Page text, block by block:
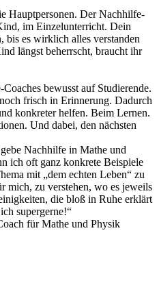
Hauptpersonen. Der Nachhilfe-
im Einzelunterricht. Dein
bis es wirklich alles verstanden
längst beherrscht, braucht ihr
bewusst auf Studierende.
frisch in Erinnerung. Dadurch
konkreter helfen. Beim Lernen.
Und dabei, den nächsten
Nachhilfe in Mathe und
ich oft ganz konkrete Beispiele
mit „dem echten Leben“ zu
mich, zu verstehen, wo es jeweils
die bloß in Ruhe erklärt
supergerne!“